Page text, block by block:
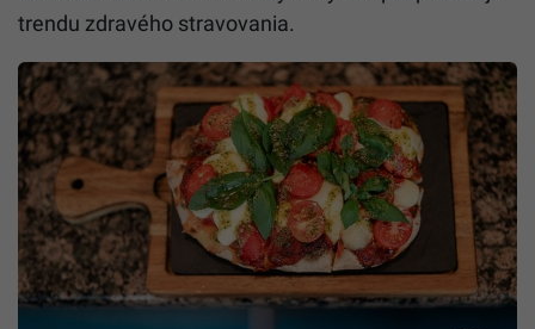
trendu zdravého stravovania.